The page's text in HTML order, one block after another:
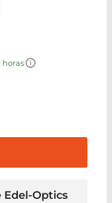
horas
Edel-Optics